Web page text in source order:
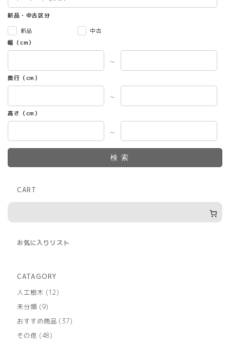
新品・中古区分
新品
中古
幅（cm）
～
奥行（cm）
～
高さ（cm）
～
検索
CART
お気に入りリスト
CATAGORY
人工樹木
1212
商
未分類 99
の
商
おすすめ商品 3737
その他 4848